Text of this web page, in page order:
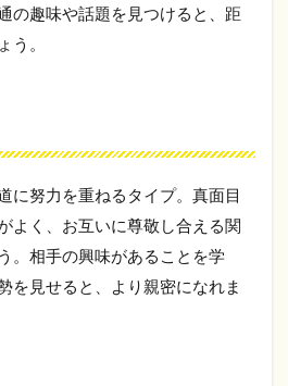
の趣味や話題を見つけると、距
う。
に努力を重ねるタイプ。真面目
よく、お互いに尊敬し合える関
。相手の興味があることを学
を見せると、より親密になれま